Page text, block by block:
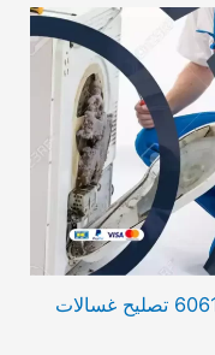
فني تصليح غسالات الشاليهات 60615556 تصليح غسالات